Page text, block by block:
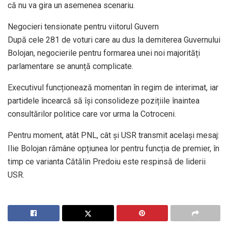
că nu va gira un asemenea scenariu.
Negocieri tensionate pentru viitorul Guvern
După cele 281 de voturi care au dus la demiterea Guvernului
Bolojan, negocierile pentru formarea unei noi majorități
parlamentare se anunță complicate.
Executivul funcționează momentan în regim de interimat, iar
partidele încearcă să își consolideze pozițiile înaintea
consultărilor politice care vor urma la Cotroceni.
Pentru moment, atât PNL, cât și USR transmit același mesaj:
Ilie Bolojan rămâne opțiunea lor pentru funcția de premier, în
timp ce varianta Cătălin Predoiu este respinsă de liderii
USR.